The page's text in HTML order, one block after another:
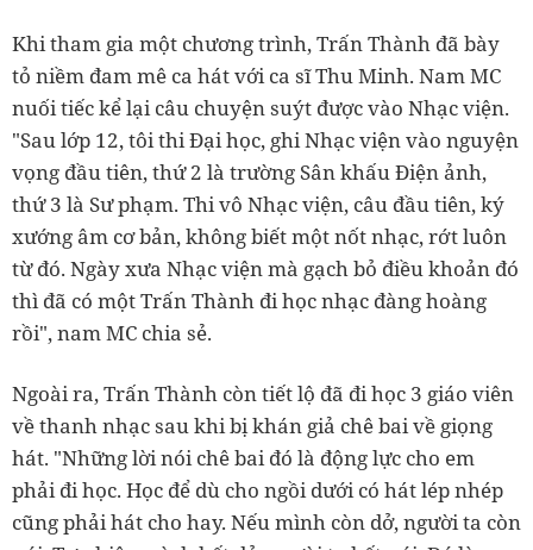
Khi tham gia một chương trình, Trấn Thành đã bày
tỏ niềm đam mê ca hát với ca sĩ Thu Minh. Nam MC
nuối tiếc kể lại câu chuyện suýt được vào Nhạc viện.
"Sau lớp 12, tôi thi Đại học, ghi Nhạc viện vào nguyện
vọng đầu tiên, thứ 2 là trường Sân khấu Điện ảnh,
thứ 3 là Sư phạm. Thi vô Nhạc viện, câu đầu tiên, ký
xướng âm cơ bản, không biết một nốt nhạc, rớt luôn
từ đó. Ngày xưa Nhạc viện mà gạch bỏ điều khoản đó
thì đã có một Trấn Thành đi học nhạc đàng hoàng
rồi", nam MC chia sẻ.
Ngoài ra, Trấn Thành còn tiết lộ đã đi học 3 giáo viên
về thanh nhạc sau khi bị khán giả chê bai về giọng
hát. "Những lời nói chê bai đó là động lực cho em
phải đi học. Học để dù cho ngồi dưới có hát lép nhép
cũng phải hát cho hay. Nếu mình còn dở, người ta còn